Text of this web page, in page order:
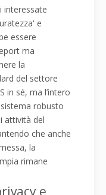
interessate
e
essere
ma
la
del settore
in sé, ma l’intero
robusto
attività del
che anche
la
rimane
e